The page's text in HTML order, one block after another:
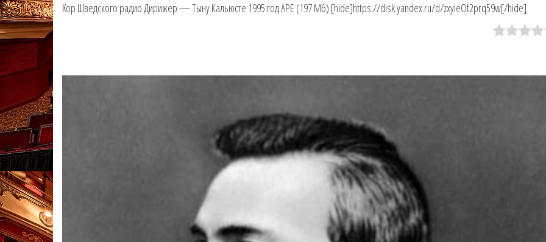
Хор Шведского радио Дирижер — Тыну Кальюсте 1995 год APE (197 Мб) [hide]https://disk.yandex.ru/d/zxyIeOf2prq59w[/hide]